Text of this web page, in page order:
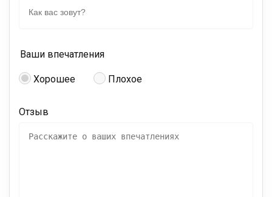
Ваши впечатления
Хорошее Плохое
Отзыв